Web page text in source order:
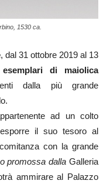
1530 ca.
, dal 31 ottobre 2019 al 13
di maiolica
dalla più grande
ad un colto
il suo tesoro al
con la grande
promossa dallaGalleria
ammirare al Palazzo